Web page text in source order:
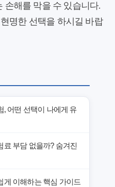
손해를 막을 수 있습니다.
명한 선택을 하시길 바랍
, 어떤 선택이 나에게 유
료 부담 없을까? 숨겨진
게 이해하는 핵심 가이드